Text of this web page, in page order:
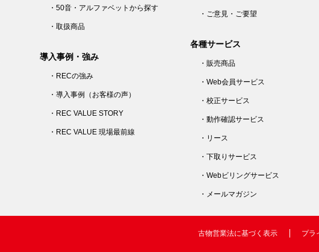
・50音・アルファベットから探す
・取扱商品
導入事例・強み
・RECの強み
・導入事例（お客様の声）
・REC VALUE STORY
・REC VALUE 現場最前線
・ご意見・ご要望
各種サービス
・販売商品
・Web会員サービス
・校正サービス
・動作確認サービス
・リース
・下取りサービス
・Webビリングサービス
・メールマガジン
古物営業法に基づく表示 プラ